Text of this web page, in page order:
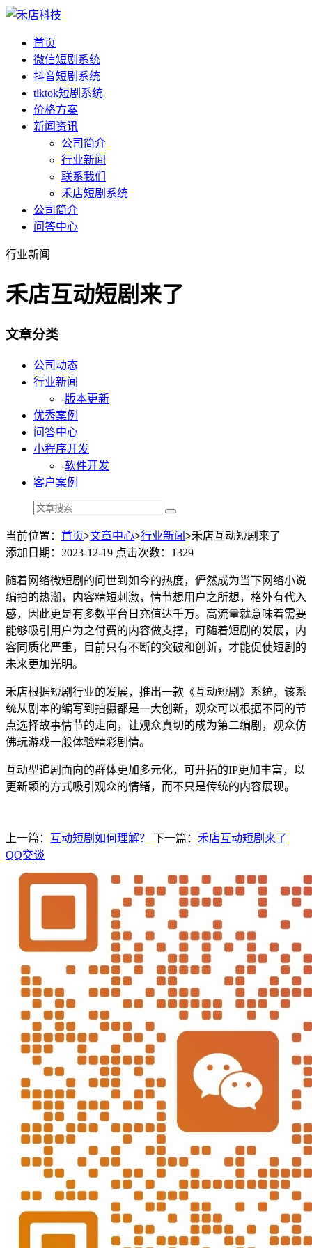
首页
微信短剧系统
抖音短剧系统
tiktok短剧系统
价格方案
新闻资讯
公司简介
行业新闻
联系我们
禾店短剧系统
公司简介
问答中心
行业新闻
禾店互动短剧来了
文章分类
公司动态
行业新闻
-版本更新
优秀案例
问答中心
小程序开发
-软件开发
客户案例
当前位置： 首页>文章中心>行业新闻>禾店互动短剧来了
添加日期：2023-12-19 点击次数：1329
随着网络微短剧的问世到如今的热度，俨然成为当下网络小说
编拍的热潮，内容精短刺激，情节想用户之所想，格外有代入
感，因此更是有多数平台日充值达千万。高流量就意味着需要
能够吸引用户为之付费的内容做支撑，可随着短剧的发展，内
容同质化严重，目前只有不断的突破和创新，才能促使短剧的
未来更加光明。
禾店根据短剧行业的发展，推出一款《互动短剧》系统，该系
统从剧本的编写到拍摄都是一大创新，观众可以根据不同的节
点选择故事情节的走向，让观众真切的成为第二编剧，观众仿
佛玩游戏一般体验精彩剧情。
互动型追剧面向的群体更加多元化，可开拓的IP更加丰富，以
更新颖的方式吸引观众的情绪，而不只是传统的内容展现。
上一篇： 互动短剧如何理解？ 下一篇： 禾店互动短剧来了
QQ交谈